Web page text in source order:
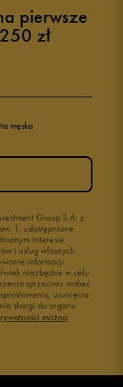
0%
0%
pierwsze
zł
męska
Group S.A. z
1, udostępnione
interesie
i usług własnych.
informacji
niezbędne w celu
sprzeciwu wobec
usunięcia
skargi do organu
można